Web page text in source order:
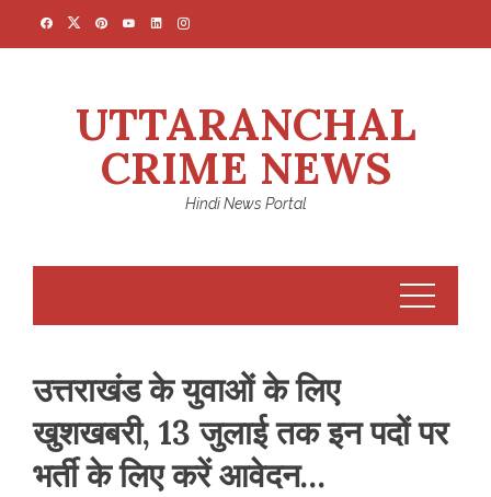
UTTARANCHAL
CRIME NEWS
Hindi News Portal
उत्तराखंड के युवाओं के लिए
खुशखबरी, 13 जुलाई तक इन पदों पर
भर्ती के लिए करें आवेदन…